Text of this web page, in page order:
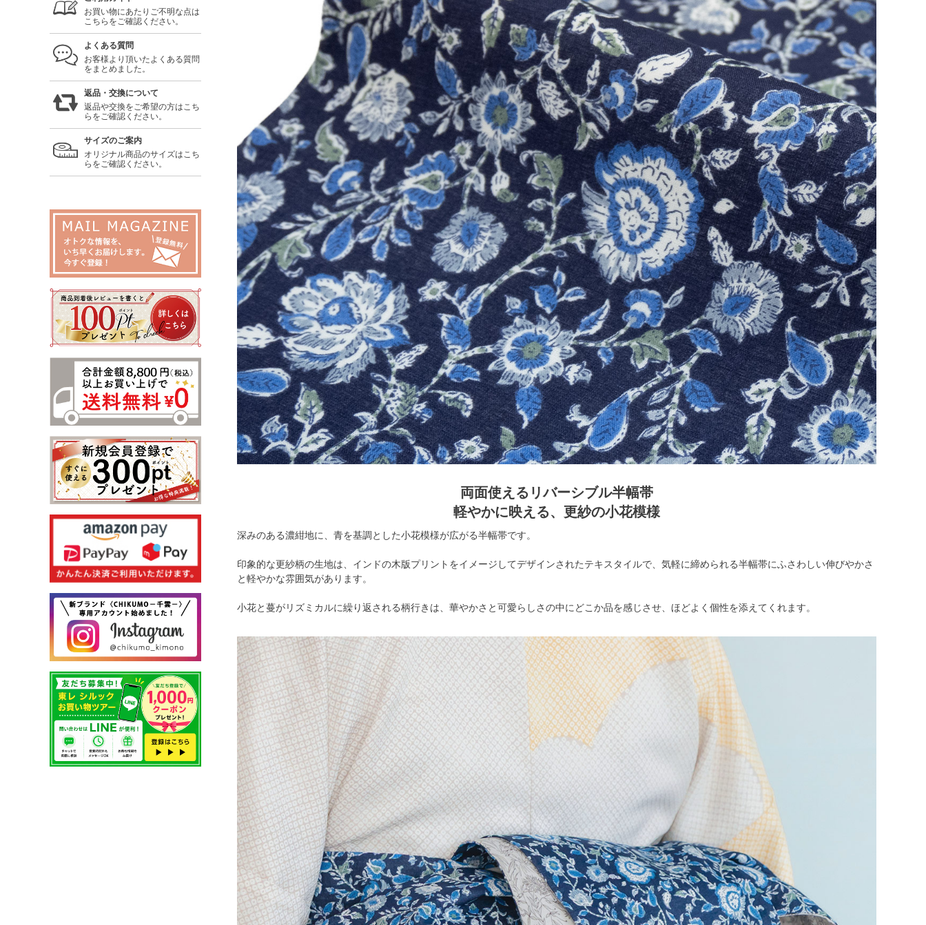
お買い物にあたりご不明な点は
こちらをご確認ください。
よくある質問
お客様より頂いたよくある質問
をまとめました。
返品・交換について
返品や交換をご希望の方はこち
らをご確認ください。
サイズのご案内
オリジナル商品のサイズはこち
らをご確認ください。
両面使えるリバーシブル半幅帯
軽やかに映える、更紗の小花模様
深みのある濃紺地に、青を基調とした小花模様が広がる半幅帯です。
印象的な更紗柄の生地は、インドの木版プリントをイメージしてデザインされたテキスタイルで、気軽に締められる半幅帯にふさわしい伸びやかさ
と軽やかな雰囲気があります。
小花と蔓がリズミカルに繰り返される柄行きは、華やかさと可愛らしさの中にどこか品を感じさせ、ほどよく個性を添えてくれます。